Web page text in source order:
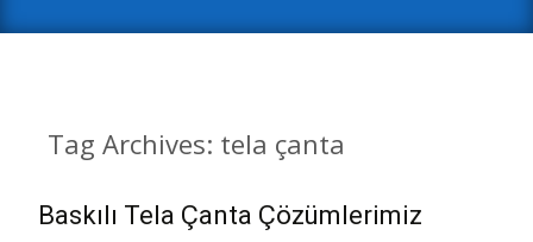
Tag Archives: tela çanta
Baskılı Tela Çanta Çözümlerimiz